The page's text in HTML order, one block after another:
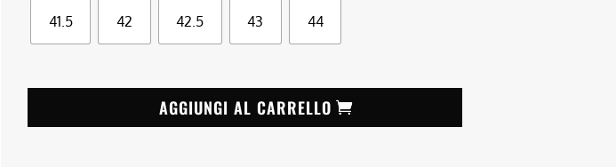
41.5 42 42.5 43 44
AGGIUNGI AL CARRELLO